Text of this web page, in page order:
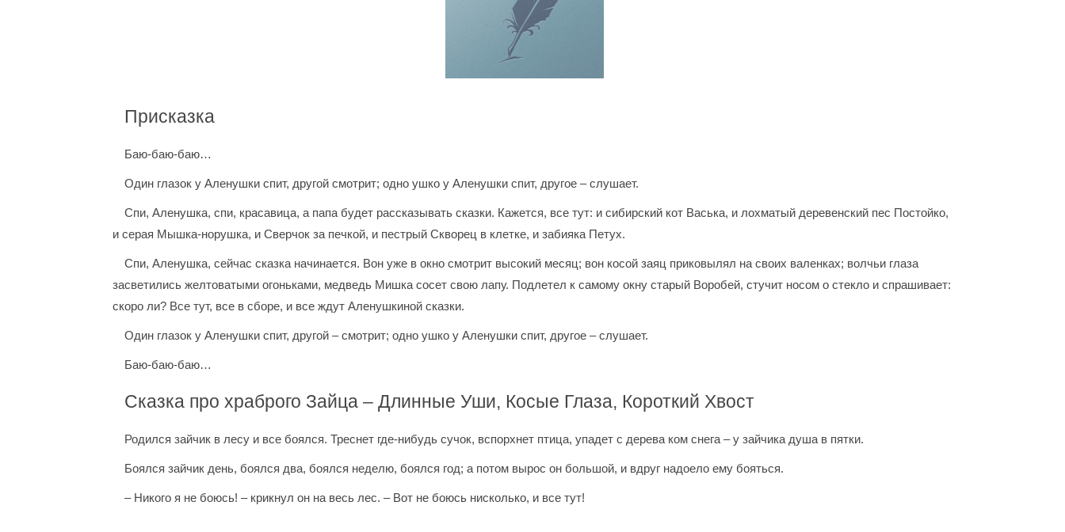
Присказка
Баю-баю-баю…
Один глазок у Аленушки спит, другой смотрит; одно ушко у Аленушки спит, другое – слушает.
Спи, Аленушка, спи, красавица, а папа будет рассказывать сказки. Кажется, все тут: и сибирский кот Васька, и лохматый деревенский пес Постойко,
и серая Мышка-норушка, и Сверчок за печкой, и пестрый Скворец в клетке, и забияка Петух.
Спи, Аленушка, сейчас сказка начинается. Вон уже в окно смотрит высокий месяц; вон косой заяц приковылял на своих валенках; волчьи глаза
засветились желтоватыми огоньками, медведь Мишка сосет свою лапу. Подлетел к самому окну старый Воробей, стучит носом о стекло и спрашивает:
скоро ли? Все тут, все в сборе, и все ждут Аленушкиной сказки.
Один глазок у Аленушки спит, другой – смотрит; одно ушко у Аленушки спит, другое – слушает.
Баю-баю-баю…
Сказка про храброго Зайца – Длинные Уши, Косые Глаза, Короткий Хвост
Родился зайчик в лесу и все боялся. Треснет где-нибудь сучок, вспорхнет птица, упадет с дерева ком снега – у зайчика душа в пятки.
Боялся зайчик день, боялся два, боялся неделю, боялся год; а потом вырос он большой, и вдруг надоело ему бояться.
– Никого я не боюсь! – крикнул он на весь лес. – Вот не боюсь нисколько, и все тут!